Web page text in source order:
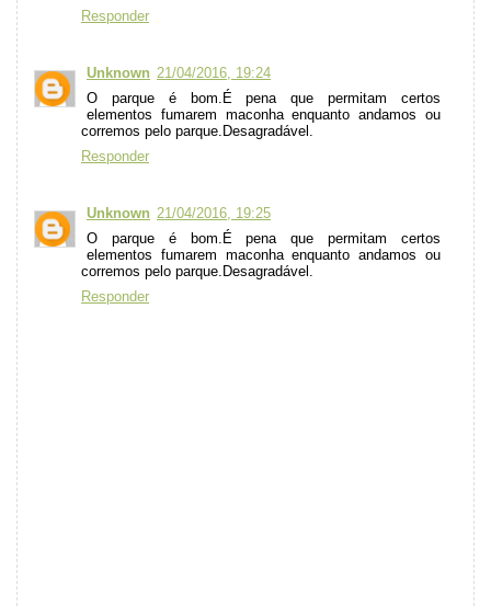
Responder
Unknown 21/04/2016, 19:24
O parque é bom.É pena que permitam certos
elementos fumarem maconha enquanto andamos ou
corremos pelo parque.Desagradável.
Responder
Unknown 21/04/2016, 19:25
O parque é bom.É pena que permitam certos
elementos fumarem maconha enquanto andamos ou
corremos pelo parque.Desagradável.
Responder